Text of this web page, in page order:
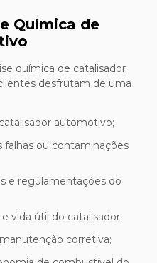
Química de
química de catalisador
desfrutam de uma
automotivo;
vida útil do catalisador;
corretiva;